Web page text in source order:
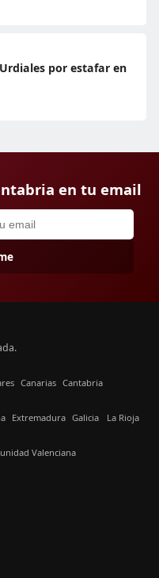
por estafar en
en tu email
Canarias Cantabria
Extremadura Galicia La Rioja
Valenciana